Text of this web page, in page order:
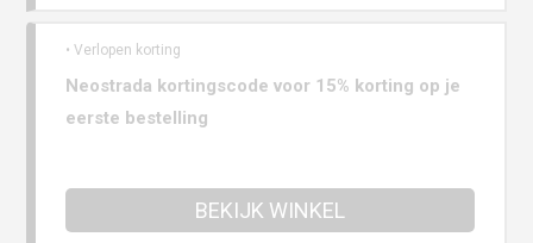
• Verlopen korting
Neostrada kortingscode voor 15% korting op je
eerste bestelling
BEKIJK WINKEL